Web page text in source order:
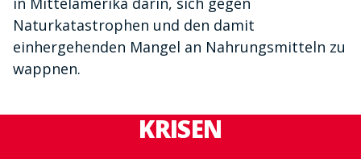
Naturkatastrophen und den damit
einhergehenden Mangel an Nahrungsmitteln zu
wappnen.
KRISEN